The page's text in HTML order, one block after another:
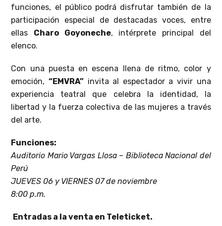
funciones, el público podrá disfrutar también de la
participación especial de destacadas voces, entre
ellas Charo Goyoneche, intérprete principal del
elenco.
Con una puesta en escena llena de ritmo, color y
emoción,“EMVRA” invita al espectador a vivir una
experiencia teatral que celebra la identidad, la
libertad y la fuerza colectiva de las mujeres a través
del arte.
Funciones:
Auditorio Mario Vargas Llosa – Biblioteca Nacional del
Perú
JUEVES 06 y VIERNES 07 de noviembre
8:00 p.m.
Entradas a la venta en Teleticket.